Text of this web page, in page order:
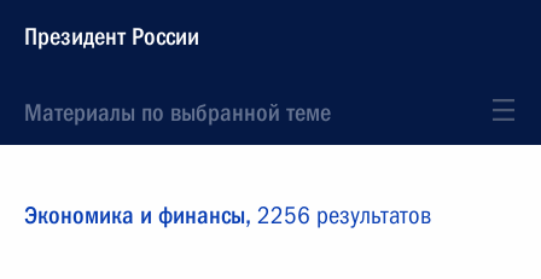
Президент России
Материалы по выбранной теме
Экономика и финансы, 2256 результатов